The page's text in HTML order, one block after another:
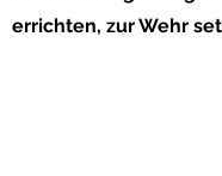
errichten, zur Wehr